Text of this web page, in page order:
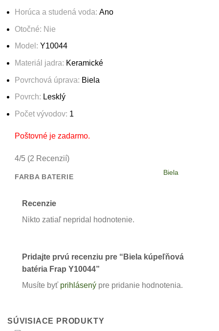
Horúca a studená voda: Ano
Otočné: Nie
Model: Y10044
Materiál jadra: Keramické
Povrchová úprava: Biela
Povrch: Lesklý
Počet vývodov: 1
Poštovné je zadarmo.
4/5 (2 Recenzií)
FARBA BATERIE
Biela
Recenzie
Nikto zatiaľ nepridal hodnotenie.
Pridajte prvú recenziu pre “Biela kúpeľňová
batéria Frap Y10044”
Musíte byť prihlásený pre pridanie hodnotenia.
SÚVISIACE PRODUKTY